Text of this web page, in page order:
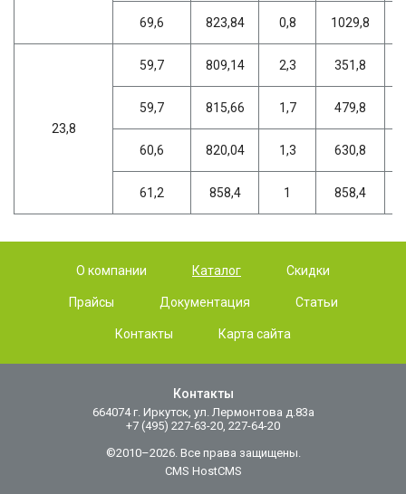
69,6 823,84 0,8 1029,8
23,8
59,7 809,14 2,3 351,8
59,7 815,66 1,7 479,8
60,6 820,04 1,3 630,8
61,2 858,4 1 858,4
О компании Каталог Скидки
Прайсы Документация Статьи
Контакты Карта сайта
Контакты
664074 г. Иркутск, ул. Лермонтова д.83а
+7 (495) 227-63-20, 227-64-20
©2010–2026. Все права защищены.
CMS HostCMS